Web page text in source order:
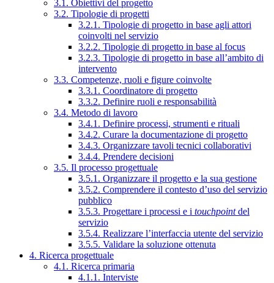
3.1. Obiettivi del progetto
3.2. Tipologie di progetti
3.2.1. Tipologie di progetto in base agli attori
coinvolti nel servizio
3.2.2. Tipologie di progetto in base al focus
3.2.3. Tipologie di progetto in base all’ambito di
intervento
3.3. Competenze, ruoli e figure coinvolte
3.3.1. Coordinatore di progetto
3.3.2. Definire ruoli e responsabilità
3.4. Metodo di lavoro
3.4.1. Definire processi, strumenti e rituali
3.4.2. Curare la documentazione di progetto
3.4.3. Organizzare tavoli tecnici collaborativi
3.4.4. Prendere decisioni
3.5. Il processo progettuale
3.5.1. Organizzare il progetto e la sua gestione
3.5.2. Comprendere il contesto d’uso del servizio
pubblico
3.5.3. Progettare i processi e i touchpointdel
servizio
3.5.4. Realizzare l’interfaccia utente del servizio
3.5.5. Validare la soluzione ottenuta
4. Ricerca progettuale
4.1. Ricerca primaria
4.1.1. Interviste